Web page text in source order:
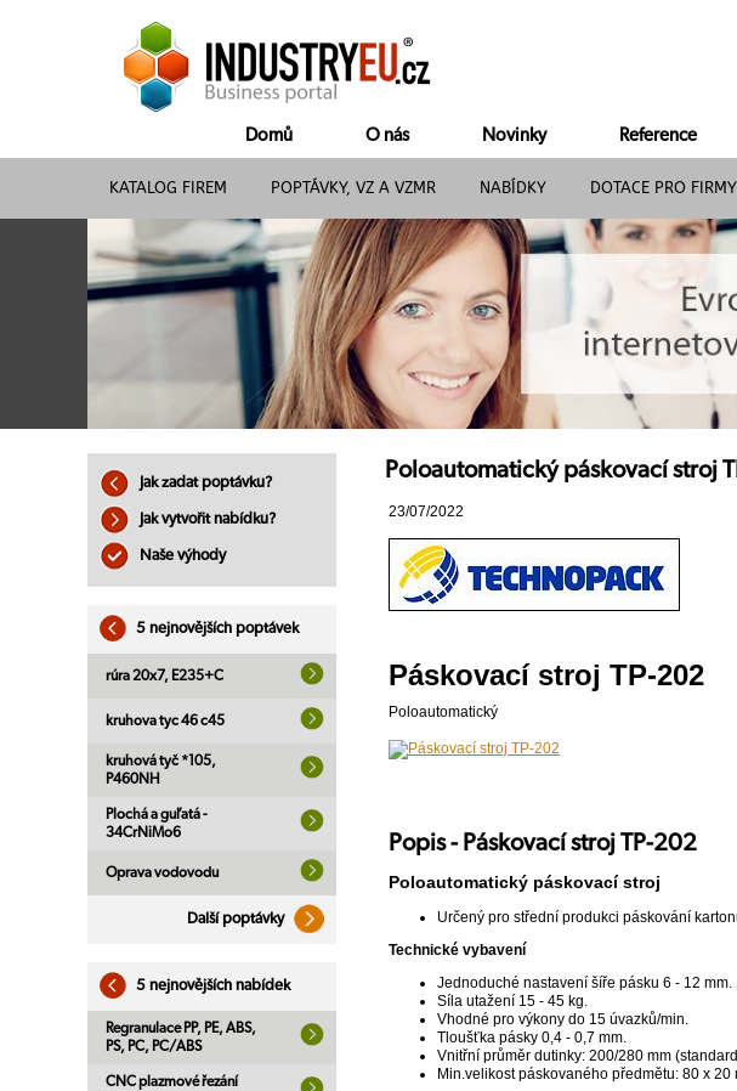
Domů O nás Novinky Reference
KATALOG FIREM POPTÁVKY, VZ A VZMR NABÍDKY DOTACE PRO FIRMY
Jak zadat poptávku?
Jak vytvořit nabídku?
Naše výhody
5 nejnovějších poptávek
rúra 20x7, E235+C
kruhova tyc 46 c45
kruhová tyč *105,
P460NH
Plochá a guľatá -
34CrNiMo6
Oprava vodovodu
Další poptávky
5 nejnovějších nabídek
Regranulace PP, PE, ABS,
PS, PC, PC/ABS
CNC plazmové řezání
Poloautomatický páskovací stroj
23/07/2022
Páskovací stroj TP-202
Poloautomatický
Popis - Páskovací stroj TP-202
Poloautomatický páskovací stroj
Určený pro střední produkci páskování
Technické vybavení
Jednoduché nastavení šíře pásku 6 - 12 mm.
Síla utažení 15 - 45 kg.
Vhodné pro výkony do 15 úvazků/min.
Tloušťka pásky 0,4 - 0,7 mm.
Vnitřní průměr dutinky: 200/280 mm
Min.velikost páskovaného předmětu: 80 x 20